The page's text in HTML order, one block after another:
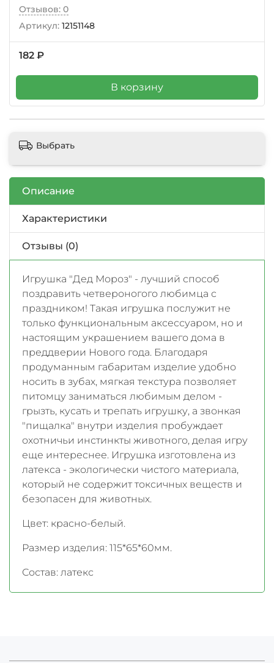
Отзывов: 0
Артикул: 12151148
182 ₽
В корзину
Выбрать
Описание
Характеристики
Отзывы (0)
Игрушка "Дед Мороз" - лучший способ
поздравить четвероногого любимца с
праздником! Такая игрушка послужит не
только функциональным аксессуаром, но и
настоящим украшением вашего дома в
преддверии Нового года. Благодаря
продуманным габаритам изделие удобно
носить в зубах, мягкая текстура позволяет
питомцу заниматься любимым делом -
грызть, кусать и трепать игрушку, а звонкая
"пищалка" внутри изделия пробуждает
охотничьи инстинкты животного, делая игру
еще интереснее. Игрушка изготовлена из
латекса - экологически чистого материала,
который не содержит токсичных веществ и
безопасен для животных.
Цвет: красно-белый.
Размер изделия: 115*65*60мм.
Состав: латекс